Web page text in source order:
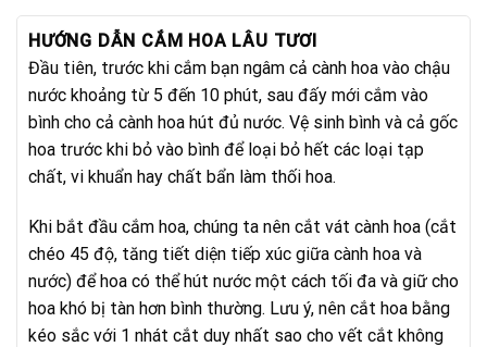
HƯỚNG DẪN CẮM HOA LÂU TƯƠI
Đầu tiên, trước khi cắm bạn ngâm cả cành hoa vào chậu
nước khoảng từ 5 đến 10 phút, sau đấy mới cắm vào
bình cho cả cành hoa hút đủ nước. Vệ sinh bình và cả gốc
hoa trước khi bỏ vào bình để loại bỏ hết các loại tạp
chất, vi khuẩn hay chất bẩn làm thối hoa.
Khi bắt đầu cắm hoa, chúng ta nên cắt vát cành hoa (cắt
chéo 45 độ, tăng tiết diện tiếp xúc giữa cành hoa và
nước) để hoa có thể hút nước một cách tối đa và giữ cho
hoa khó bị tàn hơn bình thường. Lưu ý, nên cắt hoa bằng
kéo sắc với 1 nhát cắt duy nhất sao cho vết cắt không